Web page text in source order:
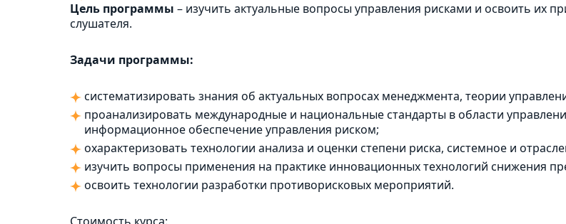
Цель программы – изучить актуальные вопросы управления рисками и освоить их
слушателя.
Задачи программы:
систематизировать знания об актуальных вопросах менеджмента, теории
проанализировать международные и национальные стандарты в области
информационное обеспечение управления риском;
охарактеризовать технологии анализа и оценки степени риска, системное и
изучить вопросы применения на практике инновационных технологий снижения
освоить технологии разработки противорисковых мероприятий.